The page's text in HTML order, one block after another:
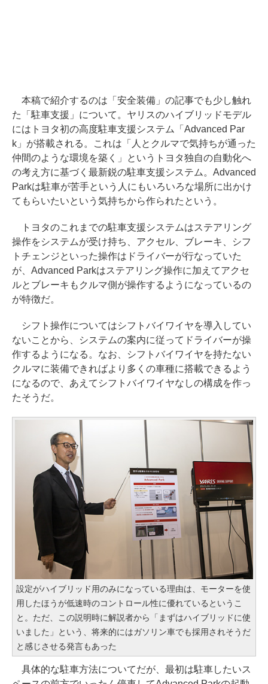
本稿で紹介するのは「安全装備」の記事でも少し触れ
た「駐車支援」について。ヤリスのハイブリッドモデル
にはトヨタ初の高度駐車支援システム「Advanced Par
k」が搭載される。これは「人とクルマで気持ちが通った
仲間のような環境を築く」というトヨタ独自の自動化へ
の考え方に基づく最新鋭の駐車支援システム。Advanced
Parkは駐車が苦手という人にもいろいろな場所に出かけ
てもらいたいという気持ちから作られたという。
トヨタのこれまでの駐車支援システムはステアリング
操作をシステムが受け持ち、アクセル、ブレーキ、シフ
トチェンジといった操作はドライバーが行なっていた
が、Advanced Parkはステアリング操作に加えてアクセ
ルとブレーキもクルマ側が操作するようになっているの
が特徴だ。
シフト操作についてはシフトバイワイヤを導入してい
ないことから、システムの案内に従ってドライバーが操
作するようになる。なお、シフトバイワイヤを持たない
クルマに装備できればより多くの車種に搭載できるよう
になるので、あえてシフトバイワイヤなしの構成を作っ
たそうだ。
設定がハイブリッド用のみになっている理由は、モーターを使
用したほうが低速時のコントロール性に優れているというこ
と。ただ、この説明時に解説者から「まずはハイブリッドに使
いました」という、将来的にはガソリン車でも採用されそうだ
と感じさせる発言もあった
具体的な駐車方法についてだが、最初は駐車したいス